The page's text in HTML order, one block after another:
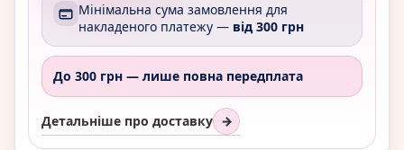
Мінімальна сума замовлення для
накладеного платежу — від 300 грн
До 300 грн — лише повна передплата
Детальніше про доставку →